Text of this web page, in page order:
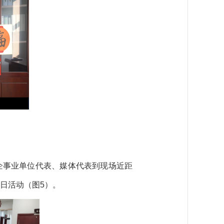
业单位代表、媒体代表到现场近距
活动（图5）。